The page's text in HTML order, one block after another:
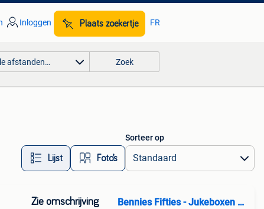
Inloggen Plaats zoekertje FR
afstanden… Zoek
Lijst Foto’s
Sorteer op
Zie omschrijving Bennies Fifties - Jukeboxen Den Haag